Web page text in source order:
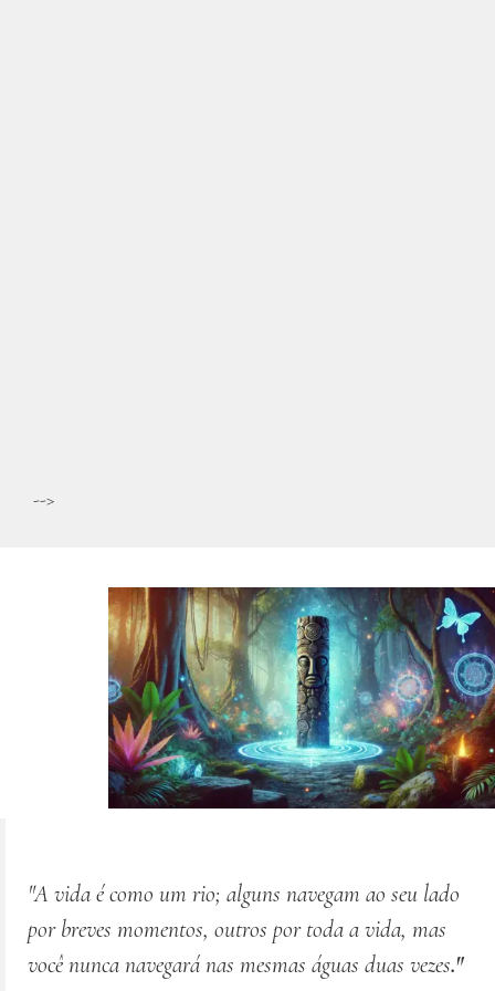
-->
"A vida é como um rio; alguns navegam ao seu lado
por breves momentos, outros por toda a vida, mas
você nunca navegará nas mesmas águas duas vezes."